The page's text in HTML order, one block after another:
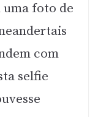
foto de
com
selfie